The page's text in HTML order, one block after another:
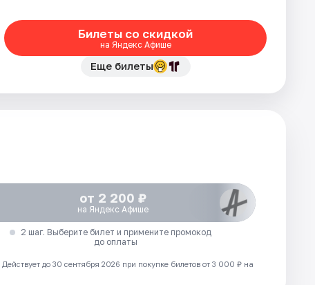
Билеты со скидкой
на Яндекс Афише
Еще билеты
от 2 200 ₽
на Яндекс Афише
2 шаг. Выберите билет и примените промокод
до оплаты
Действует до 30 сентября 2026 при покупке билетов от 3 000 ₽ на